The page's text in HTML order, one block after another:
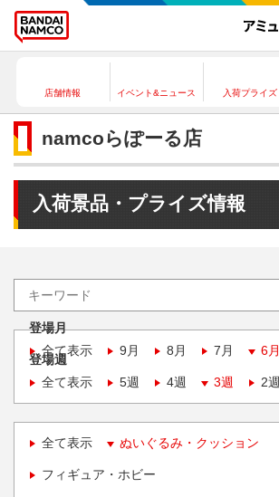
店舗情報 イベント&ニュース 入荷プライズ
namcoらぽーる店
入荷景品・プライズ情報
登場月
全て表示
9月 8月 7月 6月
登場週
全て表示
5週 4週 3週 2週
全て表示 ぬいぐるみ・クッション
フィギュア・ホビー